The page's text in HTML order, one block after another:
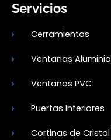
Servicios
Cerramientos
Ventanas Aluminio
Ventanas PVC
Puertas Interiores
Cortinas de Cristal